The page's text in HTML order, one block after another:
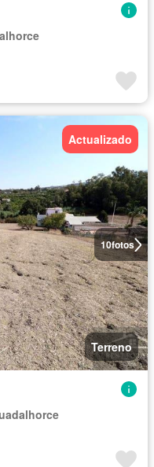
10fotos
Actualizado
Terreno